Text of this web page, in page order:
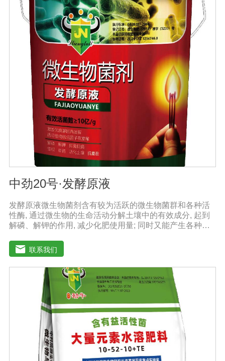
色，叶子又厚又亮。果树、瓜类、豆类等作物在开花前后
喷洒，也可防止谢花落果。具有显著的保花保果作用，也
是大量元素水溶性肥料的主要作用之一。3.果实大、颗粒
重、早熟、高产果树、瓜类、豆类等多种作物。在果实期
喷洒可以增加果实，提前成熟，在抽穗期和灌浆期喷洒谷
物可以使抽穗整齐，重量显著增加。4.灾后恢复，抗旱、
防涝、防虫。风灾后，喷洒能迅速恢复生长，抵抗农作物
病虫害，与农药混合喷洒，病株恢复更快。
中劲20号·发酵原液
发酵原液微生物菌剂含有较为活跃的微生物菌群和各种活
性酶, 通过微生物的生命活动分解土壤中的有效成分, 起到
解磷、解钾的作用, 减少化肥使用量; 同时又能产生各种农
刺激调节植物生长; 并且能产生抗生素、系统防卫酶等多种
物质, 可以抑制细菌或真菌性病害或诱导系统抗性, 间接达
到促进植物生长的作用。【产品功能】1、改善土填养分疏
松土壤, 提高土壤通透性和保水保肥能力, 增加土壤有机质
防止板结, 有效解决因连工连作、重茬等原因造成的减产问
题。2、解磷解钾、提高化肥利用率有效菌能分解土壤中的
有机质, 减少氨肥的流失; 其中解钾解磷菌能将土壤中固化
的化学钾肥、化学磷肥分解转化为速效钾、速效磷。3、改
善作物品质使用菌剂后, 作物中的蛋白质、糖分、氮基酸、
维生素等有益成分含量有所提高, 起到改善作物品质的作
用。4、增强作物的抗逆性能、提高产量分泌赤霉素、细胞
分裂素、生长素等活性物质, 刺激、调节、促进作物的生长
联系我们